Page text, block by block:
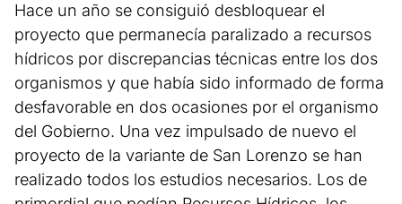
Hace un año se consiguió desbloquear el
proyecto que permanecía paralizado a recursos
hídricos por discrepancias técnicas entre los dos
organismos y que había sido informado de forma
desfavorable en dos ocasiones por el organismo
del Gobierno. Una vez impulsado de nuevo el
proyecto de la variante de San Lorenzo se han
realizado todos los estudios necesarios. Los de